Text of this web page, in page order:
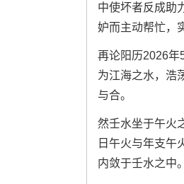
中使坏者反成助
妒而主动帮忙，
再论阳历2026年
为江海之水，浩
与合。
然壬水坐于午火
日午火与年支午
内敛于壬水之中。